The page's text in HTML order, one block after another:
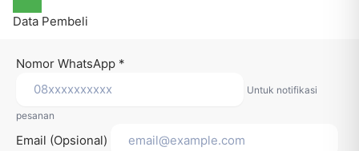
Data Pembeli
Nomor WhatsApp *
Untuk notifikasi
pesanan
Email (Opsional)